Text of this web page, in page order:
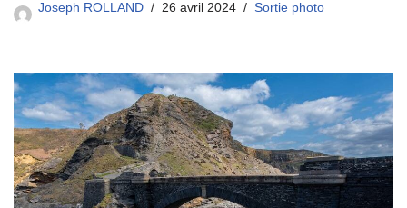
Joseph ROLLAND 26 avril 2024 Sortie photo